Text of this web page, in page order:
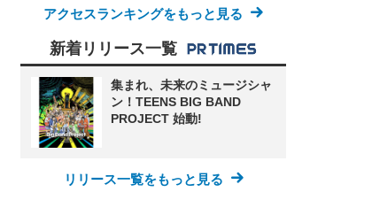
アクセスランキングをもっと見る
新着リリース一覧
集まれ、未来のミュージシャ
ン！TEENS BIG BAND
PROJECT 始動!
リリース一覧をもっと見る